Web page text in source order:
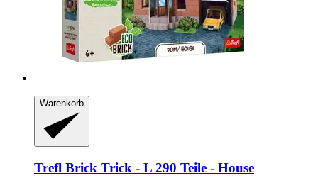
Warenkorb
Trefl Brick Trick -​ L 290 Teile -​ House